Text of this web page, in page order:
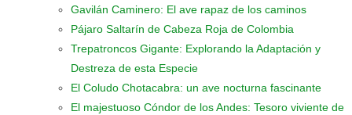
Gavilán Caminero: El ave rapaz de los caminos
Pájaro Saltarín de Cabeza Roja de Colombia
Trepatroncos Gigante: Explorando la Adaptación y
Destreza de esta Especie
El Coludo Chotacabra: un ave nocturna fascinante
El majestuoso Cóndor de los Andes: Tesoro viviente de